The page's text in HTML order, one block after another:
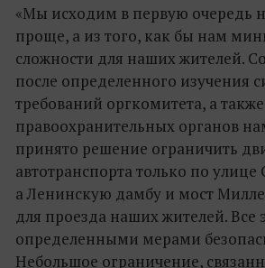
«Мы исходим в первую очередь
проще, а из того, как бы нам
сложности для наших жителей.
после определенного изучения
требований оргкомитета, а
правоохранительных органов
принято решение ограничить
автотранспорта только по
а Ленинскую дамбу и мост
для проезда наших жителей. Все
определенными мерами
Небольшое ограничение,